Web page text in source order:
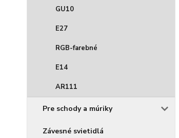
GU10
E27
RGB-farebné
E14
AR111
Pre schody a múriky
Závesné svietidlá